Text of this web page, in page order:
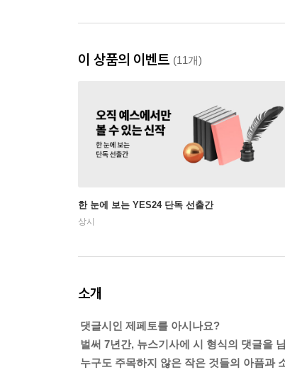
이 상품의 이벤트 (11개)
한 눈에 보는 YES24 단독 선출간
상시
소개
댓글시인 제페토를 아시나요?
벌써 7년간, 뉴스기사에 시 형식의 댓글을
누구도 주목하지 않은 작은 것들의 아픔과